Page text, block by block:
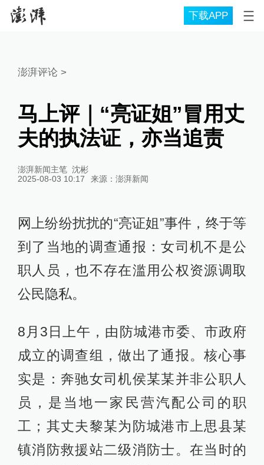
下载APP
澎湃评论 >
马上评｜“亮证姐”冒用丈
夫的执法证，亦当追责
澎湃新闻主笔 沈彬
2025-08-03 10:17
来源： 澎湃新闻
网上纷纷扰扰的“亮证姐”事件，终于等
到了当地的调查通报：女司机不是公
职人员，也不存在滥用公权资源调取
公民隐私。
8月3日上午，由防城港市委、市政府
成立的调查组，做出了通报。核心事
实是：奔驰女司机侯某某并非公职人
员，是当地一家民营汽配公司的职
工；其丈夫黎某为防城港市上思县某
镇消防救援站二级消防士。在当时的